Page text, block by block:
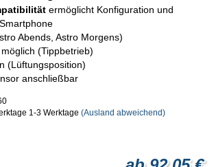
ermöglicht Konfiguration und
Abends, Astro Morgens)
(Tippbetrieb)
(Lüftungsposition)
anschließbar
1-3 Werktage (Ausland abweichend)